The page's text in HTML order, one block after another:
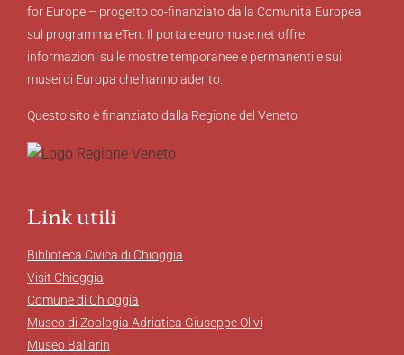
for Europe – progetto co-finanziato dalla Comunità Europea
sul programma eTen. Il portale euromuse.net offre
informazioni sulle mostre temporanee e permanenti e sui
musei di Europa che hanno aderito.
Questo sito è finanziato dalla Regione del Veneto
Link utili
Biblioteca Civica di Chioggia
Visit Chioggia
Comune di Chioggia
Museo di Zoologia Adriatica Giuseppe Olivi
Museo Ballarin